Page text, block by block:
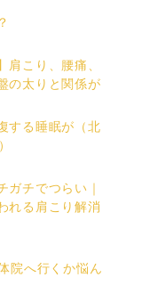
肩こり、腰痛、
の太りと関係が
する睡眠が（北
ガチでつらい｜
れる肩こり解消
院へ行くか悩ん